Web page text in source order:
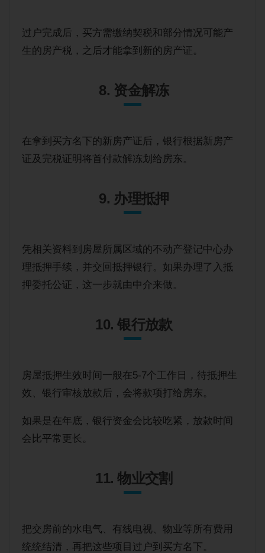
过户完成后，买方需缴纳契税和部分情况可能产
生的房产税，之后才能拿到新的房产证。
8. 资金解冻
在拿到买方名下的新房产证后，银行根据新房产
证及完税证明将首付款解冻划给房东。
9. 办理抵押
凭相关资料到房屋所属区域的不动产登记中心办
理抵押手续，并交回抵押银行。如果办理了入抵
押委托公证，这一步就由中介来做。
10. 银行放款
房屋抵押生效时间一般在5-7个工作日，待抵押生
效、银行审核放款后，会将款项打给房东。
如果是在年底，银行资金会比较吃紧，放款时间
会比平常更长。
11. 物业交割
把交房前的水电气、有线电视、物业等所有费用
统统结清，再把这些项目过户到买方名下。